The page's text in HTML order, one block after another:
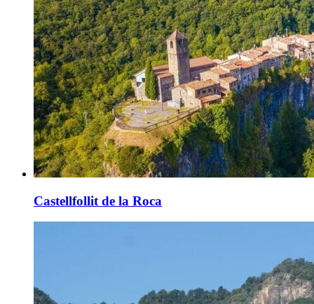
Castellfollit de la Roca